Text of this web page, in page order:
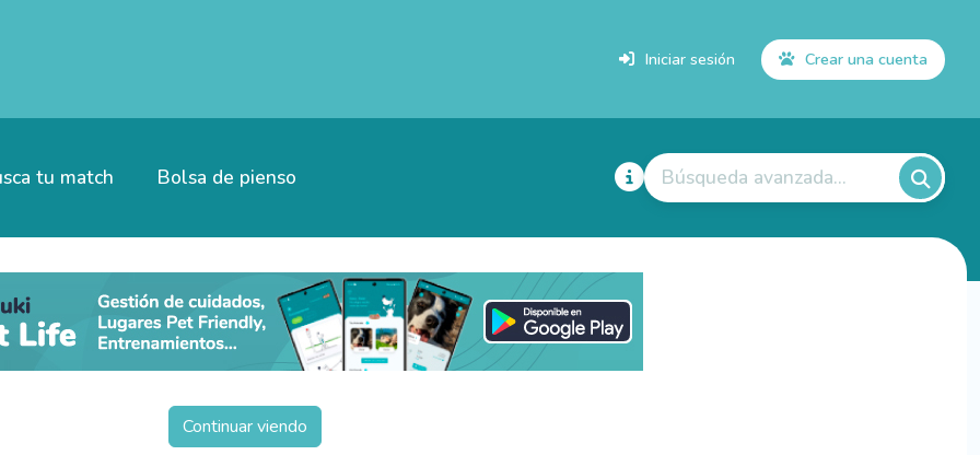
Iniciar sesión Crear una cuenta
tu match Bolsa de pienso Búsqueda avanzada...
Continuar viendo